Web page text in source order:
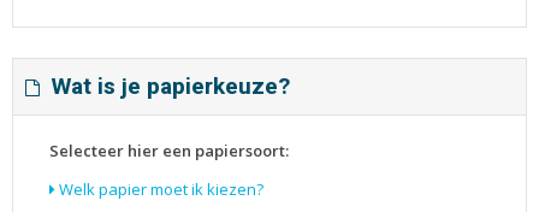
Wat is je papierkeuze?
Selecteer hier een papiersoort:
Welk papier moet ik kiezen?